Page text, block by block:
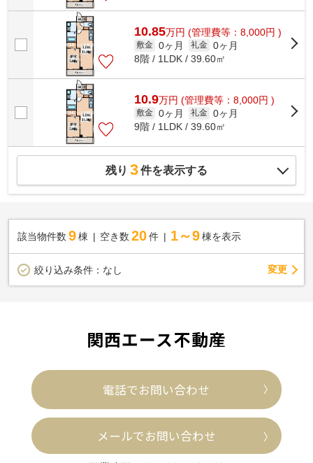
10.85万円 (管理費等：8,000円 )
敷金 0ヶ月 礼金 0ヶ月
8階 / 1LDK / 39.60㎡
10.9万円 (管理費等：8,000円 )
敷金 0ヶ月 礼金 0ヶ月
9階 / 1LDK / 39.60㎡
残り 3件を表示する
該当物件数 9棟 空き数 20 件 1～9 棟を表示
絞り込み条件： なし 変更
関西エース不動産
電話でお問い合わせ
メールでお問い合わせ